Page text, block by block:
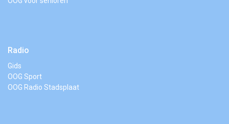
Radio
Gids
OOG Sport
OOG Radio Stadsplaat